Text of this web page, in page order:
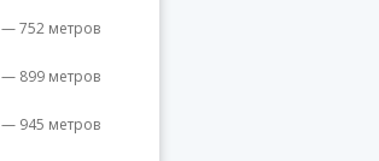
— 752 метров
— 899 метров
— 945 метров